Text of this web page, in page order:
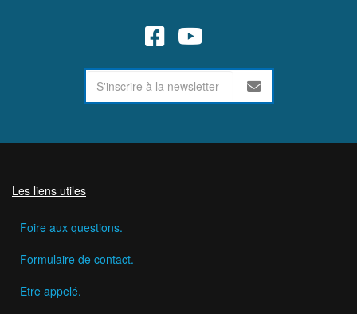
Les liens utiles
Foire aux questions.
Formulaire de contact.
Etre appelé.